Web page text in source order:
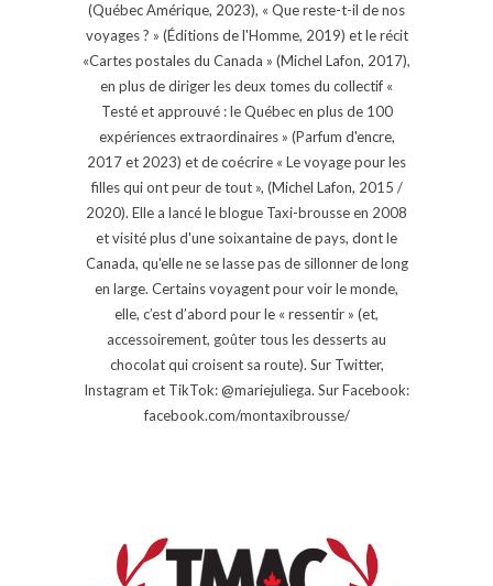
(Québec Amérique, 2023), « Que reste-t-il de nos
voyages ? » (Éditions de l'Homme, 2019) et le récit
«Cartes postales du Canada » (Michel Lafon, 2017),
en plus de diriger les deux tomes du collectif «
Testé et approuvé : le Québec en plus de 100
expériences extraordinaires » (Parfum d'encre,
2017 et 2023) et de coécrire « Le voyage pour les
filles qui ont peur de tout », (Michel Lafon, 2015 /
2020). Elle a lancé le blogue Taxi-brousse en 2008
et visité plus d'une soixantaine de pays, dont le
Canada, qu'elle ne se lasse pas de sillonner de long
en large. Certains voyagent pour voir le monde,
elle, c’est d’abord pour le « ressentir » (et,
accessoirement, goûter tous les desserts au
chocolat qui croisent sa route). Sur Twitter,
Instagram et TikTok: @mariejuliega. Sur Facebook:
facebook.com/montaxibrousse/